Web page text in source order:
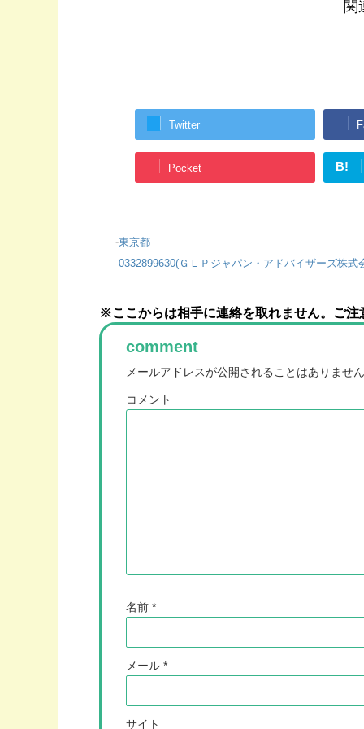
関
Twitter
Pocket B!
-東京都
-0332899630(ＧＬＰジャパン・アドバイザーズ株式
※ここからは相手に連絡を取れません。ご注
comment
メールアドレスが公開されることはありませ
コメント
名前 *
メール *
サイト